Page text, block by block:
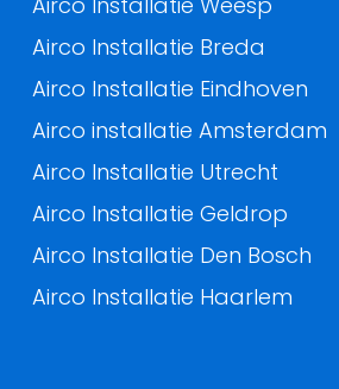
Airco Installatie Breda
Airco Installatie Eindhoven
Airco installatie Amsterdam
Airco Installatie Utrecht
Airco Installatie Geldrop
Airco Installatie Den Bosch
Airco Installatie Haarlem